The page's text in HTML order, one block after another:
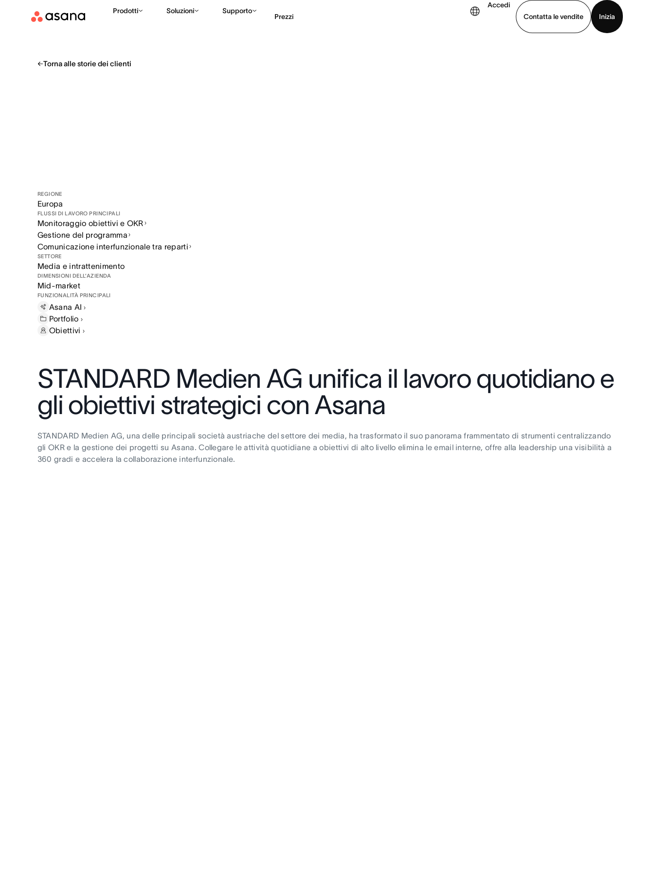
Prodotti Soluzioni Supporto
Prezzi
Accedi
Contatta le vendite
Inizia
Torna alle storie dei clienti
REGIONE
Europa
FLUSSI DI LAVORO PRINCIPALI
Monitoraggio obiettivi e OKR
Gestione del programma
Comunicazione interfunzionale tra reparti
SETTORE
Media e intrattenimento
DIMENSIONI DELL’AZIENDA
Mid-market
FUNZIONALITÀ PRINCIPALI
Asana AI
Portfolio
Obiettivi
STANDARD Medien AG unifica il lavoro quotidiano e
gli obiettivi strategici con Asana
STANDARD Medien AG, una delle principali società austriache del settore dei media, ha trasformato il suo panorama frammentato di strumenti centralizzando
gli OKR e la gestione dei progetti su Asana. Collegare le attività quotidiane a obiettivi di alto livello elimina le email interne, offre alla leadership una visibilità a
360 gradi e accelera la collaborazione interfunzionale.